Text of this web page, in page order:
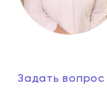
Задать вопрос